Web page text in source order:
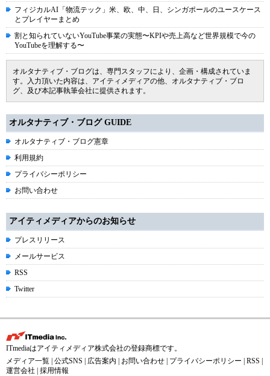
フィジカルAI「物流テック」米、欧、中、日、シンガポールのユースケース
とプレイヤーまとめ
割と知られていないYouTube事業の実態〜KPIや売上高など世界規模で今の
YouTubeを理解する〜
オルタナティブ・ブログは、専門スタッフにより、企画・構成されていま
す。入力頂いた内容は、アイティメディアの他、オルタナティブ・ブロ
グ、及び本記事執筆会社に提供されます。
オルタナティブ・ブログ GUIDE
オルタナティブ・ブログ憲章
利用規約
プライバシーポリシー
お問い合わせ
アイティメディアからのお知らせ
プレスリリース
メールサービス
RSS
Twitter
ITmediaはアイティメディア株式会社の登録商標です。
メディア一覧 公式SNS 広告案内 お問い合わせ プライバシーポリシー RSS
運営会社
採用情報